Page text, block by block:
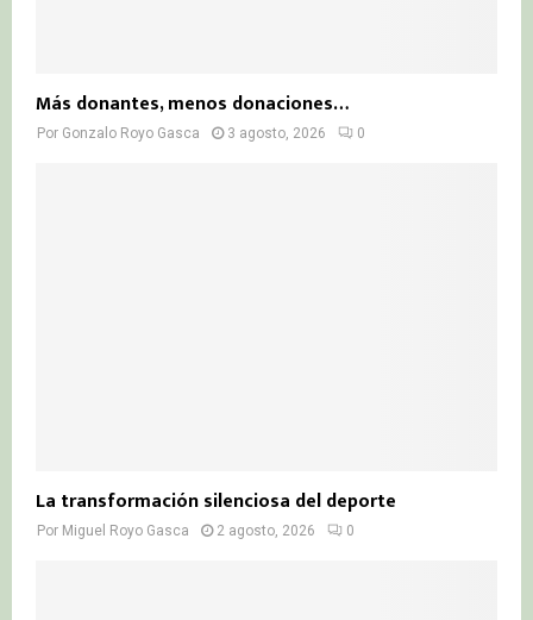
Más donantes, menos donaciones…
Por Gonzalo Royo Gasca 3 agosto, 2026 0
La transformación silenciosa del deporte
Por Miguel Royo Gasca 2 agosto, 2026 0